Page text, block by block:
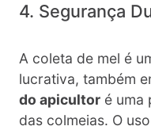
4. Segurança
A coleta de mel é
lucrativa, também
do apicultor é uma
das colmeias. O